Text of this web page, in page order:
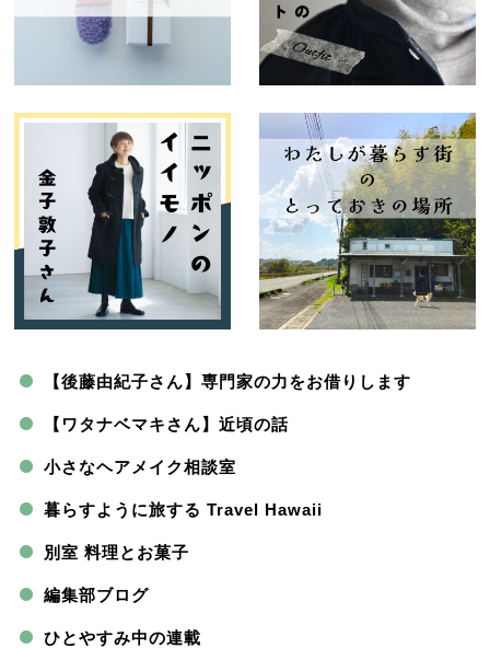
【後藤由紀子さん】専門家の力をお借りします
【ワタナベマキさん】近頃の話
小さなヘアメイク相談室
暮らすように旅する Travel Hawaii
別室 料理とお菓子
編集部ブログ
ひとやすみ中の連載